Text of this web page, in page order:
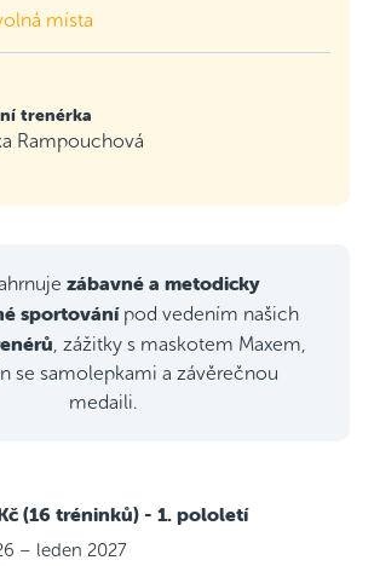
místa
trenérka
Rampouchová
zábavné a metodicky
sportovánípod vedením našich
, zážitky s maskotem Maxem,
se samolepkami a závěrečnou
medaili.
(16 tréninků) - 1. pololetí
– leden 2027